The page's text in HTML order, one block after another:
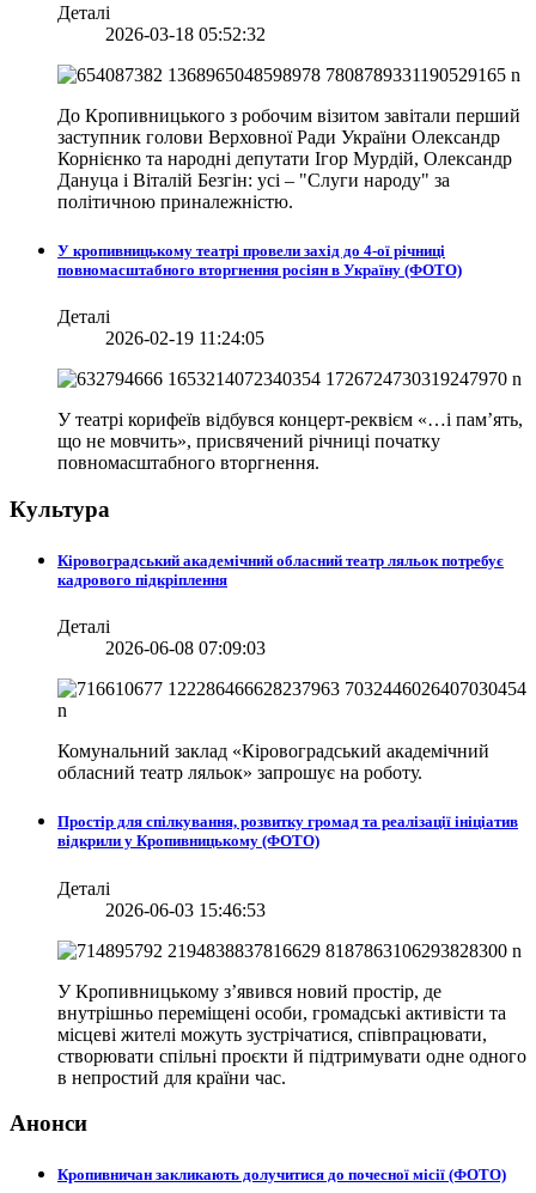
Деталі
2026-03-18 05:52:32
До Кропивницького з робочим візитом завітали перший
заступник голови Верховної Ради України Олександр
Корнієнко та народні депутати Ігор Мурдій, Олександр
Дануца і Віталій Безгін: усі – "Слуги народу" за
політичною приналежністю.
У кропивницькому театрі провели захід до 4-ої річниці
повномасштабного вторгнення росіян в Україну (ФОТО)
Деталі
2026-02-19 11:24:05
У театрі корифеїв відбувся концерт-реквієм «…і пам’ять,
що не мовчить», присвячений річниці початку
повномасштабного вторгнення.
Культура
Кіровоградський академічний обласний театр ляльок потребує
кадрового підкріплення
Деталі
2026-06-08 07:09:03
Комунальний заклад «Кіровоградський академічний
обласний театр ляльок» запрошує на роботу.
Простір для спілкування, розвитку громад та реалізації ініціатив
відкрили у Кропивницькому (ФОТО)
Деталі
2026-06-03 15:46:53
У Кропивницькому з’явився новий простір, де
внутрішньо переміщені особи, громадські активісти та
місцеві жителі можуть зустрічатися, співпрацювати,
створювати спільні проєкти й підтримувати одне одного
в непростий для країни час.
Анонси
Кропивничан закликають долучитися до почесної місії (ФОТО)